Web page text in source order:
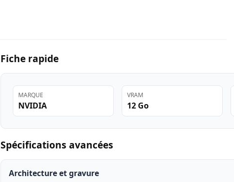
Fiche rapide
MARQUE
NVIDIA
VRAM
12 Go
Spécifications avancées
Architecture et gravure